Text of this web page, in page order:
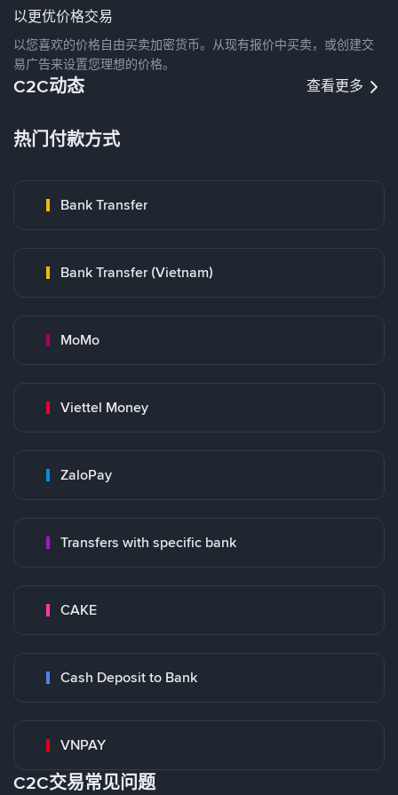
以更优价格交易
以您喜欢的价格自由买卖加密货币。从现有报价中买卖，或创建交
易广告来设置您理想的价格。
C2C动态 查看更多
热门付款方式
Bank Transfer
Bank Transfer (Vietnam)
MoMo
Viettel Money
ZaloPay
Transfers with specific bank
CAKE
Cash Deposit to Bank
VNPAY
C2C交易常见问题